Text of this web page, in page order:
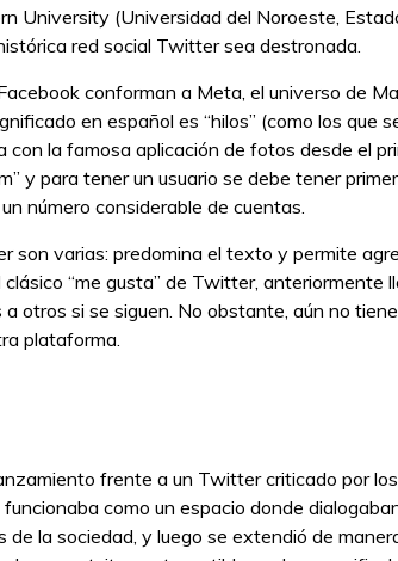
University (Universidad del Noroeste,
red social Twitter sea destronada.
conforman a Meta, el universo de
en español es “hilos” (como los que
la famosa aplicación de fotos desde el
y para tener un usuario se debe tener
número considerable de cuentas.
son varias: predomina el texto y permite
“me gusta” de Twitter, anteriormente
otros si se siguen. No obstante, aún no
plataforma.
frente a un Twitter criticado por
como un espacio donde
de la sociedad, y luego se extendió de